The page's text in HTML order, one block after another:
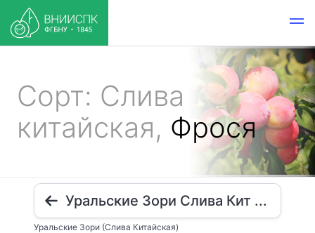
Сорт: Слива
китайская, Фрося
Уральские Зори Слива Кит ...
Уральские Зори (Слива Китайская)